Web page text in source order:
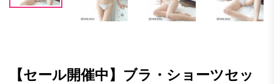
【セール開催中】ブラ・ショーツセッ